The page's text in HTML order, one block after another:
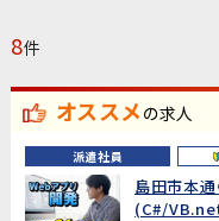
8件
オススメの求人
派遣社員
島田市本通
(C#/